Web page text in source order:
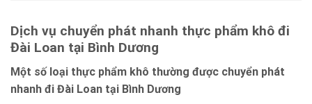
Dịch vụ chuyển phát nhanh thực phẩm khô đi
Đài Loan tại Bình Dương
Một số loại thực phẩm khô thường được chuyển phát
nhanh đi Đài Loan tại Bình Dương